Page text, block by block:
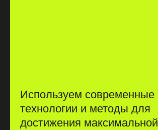
Используем современные
технологии и методы для
достижения максимальной